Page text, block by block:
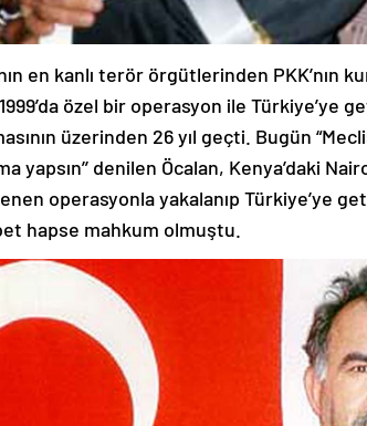
en kanlı terör örgütlerinden PKK’nın
özel bir operasyon ile Türkiye’ye
üzerinden 26 yıl geçti. Bugün
yapsın’’ denilen Öcalan, Kenya’daki
operasyonla yakalanıp Türkiye’ye
hapse mahkum olmuştu.